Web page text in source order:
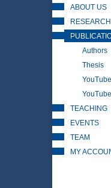
ABOUT US
RESEARCH
Authors
Thesis
TEACHING
EVENTS
TEAM
MY